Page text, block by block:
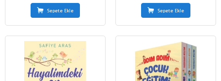
Sepete Ekle Sepete Ekle